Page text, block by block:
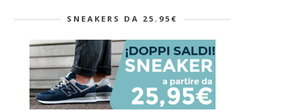
SNEAKERS DA 25.95€